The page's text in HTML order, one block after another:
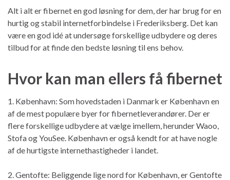
Alt i alt er fibernet en god løsning for dem, der har brug for en
hurtig og stabil internetforbindelse i Frederiksberg. Det kan
være en god idé at undersøge forskellige udbydere og deres
tilbud for at finde den bedste løsning til ens behov.
Hvor kan man ellers få fibernet
1. København: Som hovedstaden i Danmark er København en
af de mest populære byer for fibernetleverandører. Der er
flere forskellige udbydere at vælge imellem, herunder Waoo,
Stofa og YouSee. København er også kendt for at have nogle
af de hurtigste internethastigheder i landet.
2. Gentofte: Beliggende lige nord for København, er Gentofte